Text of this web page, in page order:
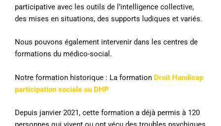
participative avec les outils de l’intelligence collective,
des mises en situations, des supports ludiques et variés.
Nous pouvons également intervenir dans les centres de
formations du médico-social.
Notre formation historique : La formation Droit Handicap
participation sociale ou DHP
Depuis janvier 2021, cette formation a déjà permis à 120